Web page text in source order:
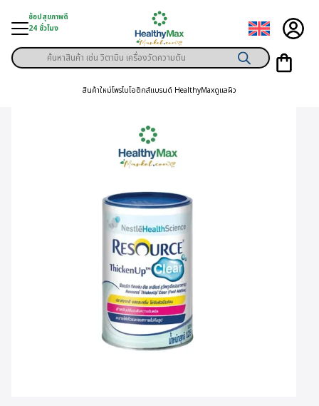
content
ช้อปสุขภาพดี
24 ชั่วโมง
มู่สินค้า
Products
search
สินค้าใหม่โพรไบโอติกส์แบรนด์ HealthyMaxดูแลผิว